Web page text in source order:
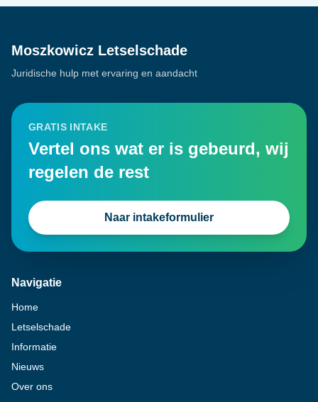
Moszkowicz Letselschade
Juridische hulp met ervaring en aandacht
GRATIS INTAKE
Vertel ons wat er is gebeurd, wij
regelen de rest
Naar intakeformulier
Navigatie
Home
Letselschade
Informatie
Nieuws
Over ons